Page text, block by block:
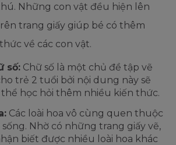
Những con vật đều hiện lên
trang giấy giúp bé có thêm
về các con vật.
số: Chữ số là một chủ đề tập vẽ
trẻ 2 tuổi bởi nội dung này sẽ
học hỏi thêm nhiều kiến thức.
Các loài hoa vô cùng quen thuộc
Nhờ có những trang giấy vẽ,
biết được nhiều loài hoa khác